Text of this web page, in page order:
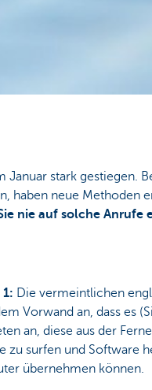
stark gestiegen.
haben neue Methoden
nie auf solche Anrufe
Die vermeintlichen
Vorwand an, dass es
an, diese aus der
zu surfen und Software
übernehmen können.